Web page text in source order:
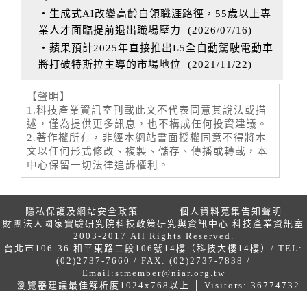
‧生成式AI改變高齡白領職涯路徑，55歲以上專
業人才面臨提前退出職場壓力
(2026/07/16)
‧蘋果預計2025年直接推出L5全自動駕駛電動車
將打破特斯拉主導的市場地位
(2021/11/22)
【聲明】
1.科技產業資訊室刊載此文不代表同意其說法或描
述，僅為提供更多訊息，也不構成任何投資建議。
2.著作權所有，非經本網站書面授權同意不得將本
文以任何形式修改、複製、儲存、傳播或轉載，本
中心保留一切法律追訴權利。
隱私保護及網站安全政策
個人資料蒐集告知聲明
財團法人國家實驗研究院科技政策研究與資訊中心 科技產業資訊室
2003-2017 All Rights Reserved.
台北市106-36 和平東路二段106號14樓（科技大樓14樓）/ TEL:
(02)2737-7660 / FAX: (02)2737-7838 /
Email: stmember@niar.org.tw
瀏覽器建議最佳解析度1024x768以上 │ Visitors: 36774732